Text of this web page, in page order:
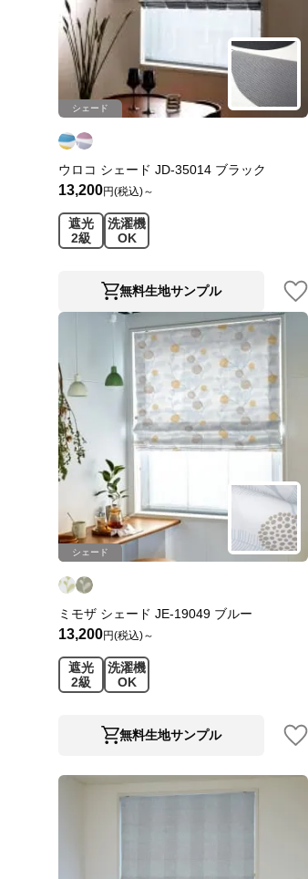
シェード
ウロコ シェード JD-35014 ブラック
13,200円(税込)～
遮光
2級
洗濯機
OK
無料生地サンプル
シェード
ミモザ シェード JE-19049 ブルー
13,200円(税込)～
遮光
2級
洗濯機
OK
無料生地サンプル